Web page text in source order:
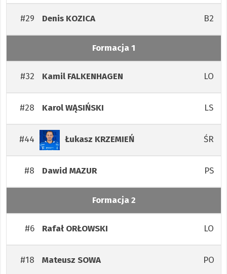
#29 Denis KOZICA B2
Formacja 1
#32 Kamil FALKENHAGEN LO
#28 KarolWĄSIŃSKI LS
#44 Łukasz KRZEMIEŃ ŚR
#8 Dawid MAZUR PS
Formacja 2
#6 Rafał ORŁOWSKI LO
#18 Mateusz SOWA PO